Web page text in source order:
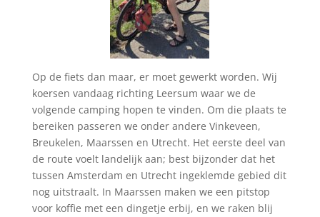
Op de fiets dan maar, er moet gewerkt worden. Wij
koersen vandaag richting Leersum waar we de
volgende camping hopen te vinden. Om die plaats te
bereiken passeren we onder andere Vinkeveen,
Breukelen, Maarssen en Utrecht. Het eerste deel van
de route voelt landelijk aan; best bijzonder dat het
tussen Amsterdam en Utrecht ingeklemde gebied dit
nog uitstraalt. In Maarssen maken we een pitstop
voor koffie met een dingetje erbij, en we raken blij